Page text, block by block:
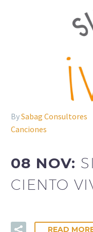
BySabag Consultores
Canciones
08 NOV:
CIENTO
READ